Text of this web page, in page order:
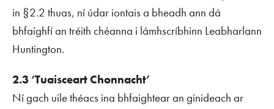
in §2.2 thuas, ní údar iontais a bheadh ann dá
bhfaighfí an tréith chéanna i lámhscríbhinn Leabharlann
Huntington.
2.3 ‘Tuaisceart Chonnacht’
Ní gach uile théacs ina bhfaightear an ginideach ar